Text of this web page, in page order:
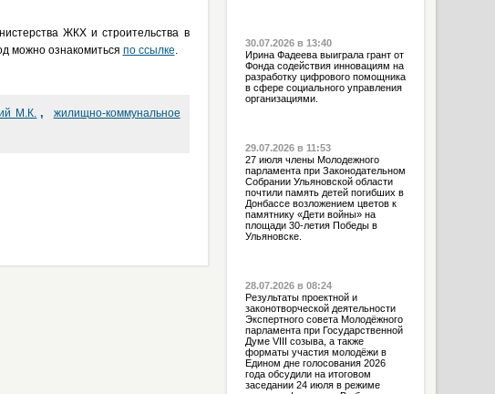
ЖКХ и строительства в
можно ознакомиться по ссылке.
М.К. ,
жилищно-коммунальное
30.07.2026 в 13:40
Ирина Фадеева выиграла грант от
Фонда содействия инновациям на
разработку цифрового помощника
в сфере социального управления
организациями.
29.07.2026 в 11:53
27 июля члены Молодежного
парламента при Законодательном
Собрании Ульяновской области
почтили память детей погибших в
Донбассе возложением цветов к
памятнику «Дети войны» на
площади 30-летия Победы в
Ульяновске.
28.07.2026 в 08:24
Результаты проектной и
законотворческой деятельности
Экспертного совета Молодёжного
парламента при Государственной
Думе VIII созыва, а также
форматы участия молодёжи в
Едином дне голосования 2026
года обсудили на итоговом
заседании 24 июля в режиме